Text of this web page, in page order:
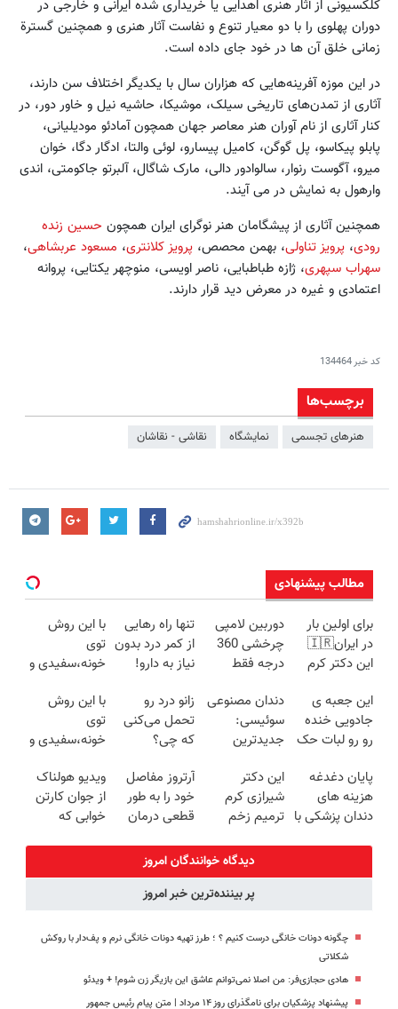
کلکسیونی از آثار هنری اهدایی یا خریداری شده ایرانی و خارجی در
دوران پهلوی را با دو معیار تنوع و نفاست آثار هنری و همچنین گسترة
زمانی خلق آن ها در خود جای داده است.
در این موزه آفرینه‌هایی که هزاران سال با یکدیگر اختلاف سن دارند،
آثاری از تمدن‌های تاریخی سیلک، موشیکا، حاشیه نیل و خاور دور، در
کنار آثاری از نام آوران هنر معاصر جهان همچون آمادئو مودیلیانی،
پابلو پیکاسو، پل گوگن، کامیل پیسارو، لوئی والتا، ادگار دگا، خوان
میرو، آگوست رنوار، سالوادور دالی، مارک شاگال، آلبرتو جاکومتی، اندی
وارهول به نمایش در می آیند.
همچنین آثاری از پیشگامان هنر نوگرای ایران همچون حسین زنده
رودی، پرویز تناولی، بهمن محصص، پرویز کلانتری، مسعود عربشاهی،
سهراب سپهری، ژازه طباطبایی، ناصر اویسی، منوچهر یکتایی، پروانه
اعتمادی و غیره در معرض دید قرار دارند.
کد خبر134464
برچسب‌ها
هنرهای تجسمی نمایشگاه نقاشی - نقاشان
مطالب پیشنهادی
برای اولین بار
در ایران🇮🇷
این دکتر کرم
روزه ساخت!
دوربین لامپی
چرخشی 360
درجه فقط
🔥 پرداخت
درب منزل
تنها راه رهایی
از کمر درد بدون
نیاز به دارو!
با این روش
توی
خونه،سفیدی و
برگردون
(40%off)
این جعبه ی
جادویی خنده
رو رو لبات حک
خرید40%تخفیف
دندان مصنوعی
سوئیسی:
جدیدترین
سبک و مقاوم |
پرداخت قسطی
زانو درد رو
تحمل می‌کنی
که چی؟
همین‌جاست!
با این روش
توی
خونه،سفیدی و
برگردون(40%off)
پایان دغدغه
هزینه های
دندان پزشکی با
این دکتر
شیرازی کرم
ترمیم زخم
ساخت!!!
آرتروز مفاصل
خود را به طور
قطعی درمان
◗پرسش‌نامه◖
ویدیو هولناک
از جوان کارتن
خوابی که
دیدگاه خوانندگان امروز
پر بیننده‌ترین خبر امروز
چگونه دونات خانگی درست کنیم ؟ ؛ طرز تهیه دونات خانگی نرم و پف‌دار با روکش
شکلاتی
هادی حجازی‌فر: من اصلا نمی‌توانم عاشق این بازیگر زن شوم! + ویدئو
پیشنهاد پزشکیان برای نامگذرای روز ۱۴ مرداد | متن پیام رئیس جمهور